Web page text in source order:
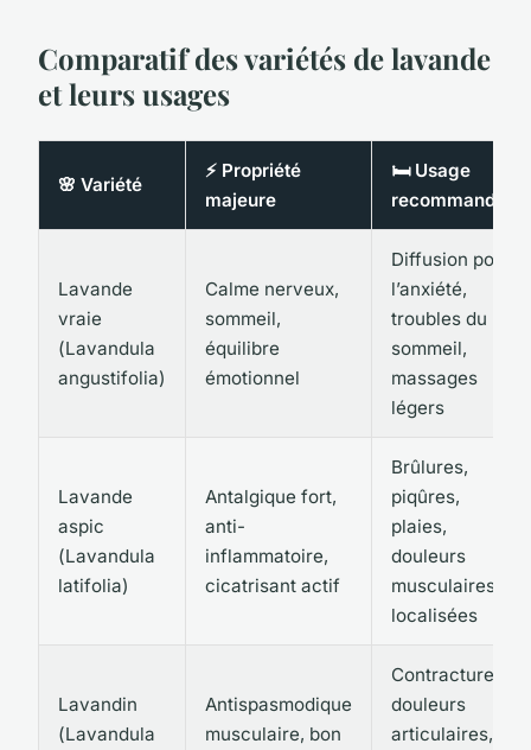
Comparatif des variétés de lavande
et leurs usages
🌸 Variété
⚡ Propriété
majeure
🛏️ Usage
recommandé
Lavande
vraie
(Lavandula
angustifolia)
Calme nerveux,
sommeil,
équilibre
émotionnel
Diffusion pour
l’anxiété,
troubles du
sommeil,
massages
légers
Lavande
aspic
(Lavandula
latifolia)
Antalgique fort,
anti-
inflammatoire,
cicatrisant actif
Brûlures,
piqûres,
plaies,
douleurs
musculaires
localisées
Lavandin
(Lavandula
Antispasmodique
musculaire, bon
Contractures,
douleurs
articulaires,